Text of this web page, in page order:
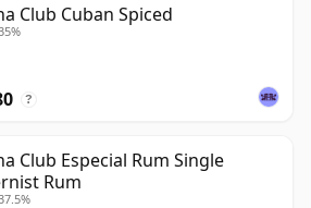
Club Cuban Spiced
?
Club Especial Rum Single
Rum